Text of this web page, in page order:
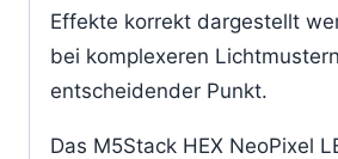
Effekte korrekt dargestellt
bei komplexeren
entscheidender Punkt.
Das M5Stack HEX NeoPixel